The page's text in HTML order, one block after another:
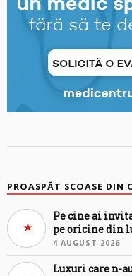
PROASPĂT SCOASE DIN
Pe cine ai
pe oricine din
4 AUGUST 2026
Luxuri care n-